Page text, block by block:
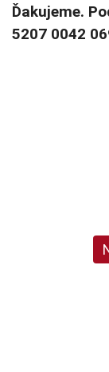
Ďakujeme.
5207 0042